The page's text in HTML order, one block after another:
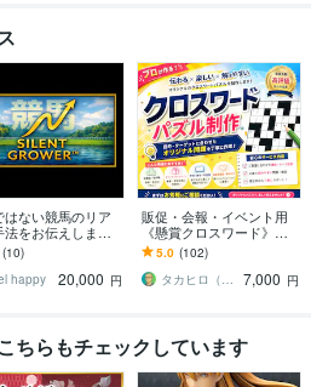
はない競馬のリア
法をお伝えします
sale予想より手法
株式投資への移行
販売
(10)
happy
20,000 円
販促・会報・イベント用
《懸賞クロスワード》作
ります 実績100件+｜商用
利用OK。連載も特急もプ
ラチナ作家が対応
5.0 (102)
タカヒロ（クロスワード作家）
7,000 円
ちらもチェックしています